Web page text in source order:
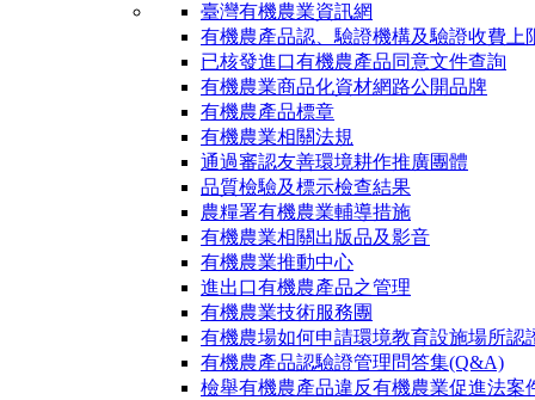
臺灣有機農業資訊網
有機農產品認、驗證機構及驗證收費上
已核發進口有機農產品同意文件查詢
有機農業商品化資材網路公開品牌
有機農產品標章
有機農業相關法規
通過審認友善環境耕作推廣團體
品質檢驗及標示檢查結果
農糧署有機農業輔導措施
有機農業相關出版品及影音
有機農業推動中心
進出口有機農產品之管理
有機農業技術服務團
有機農場如何申請環境教育設施場所認
有機農產品認驗證管理問答集(Q&A)
檢舉有機農產品違反有機農業促進法案